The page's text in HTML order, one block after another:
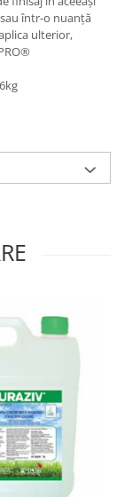
într-o nuanţă
ulterior,